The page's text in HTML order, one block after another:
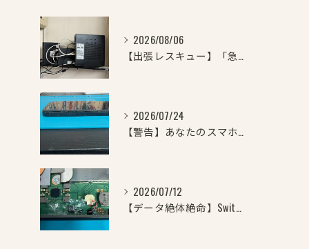
2026/08/06
【出張レスキュー】「急にWi-Fiが繋がらなくなった…」「ど...
2026/07/24
【警告】あなたのスマホ、ケースからはみ出していませんか？横か...
2026/07/12
【データ絶体絶命】Switchに飲み物をこぼして電源が点かな...